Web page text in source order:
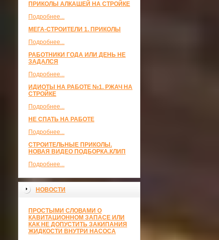
ПРИКОЛЫ АЛКАШЕЙ НА СТРОЙКЕ
Подробнее...
МЕГА-СТРОИТЕЛИ 1. ПРИКОЛЫ
Подробнее...
РАБОТНИКИ ГОДА ИЛИ ДЕНЬ НЕ
ЗАДАЛСЯ
Подробнее...
ИДИОТЫ НА РАБОТЕ №1. РЖАЧ НА
СТРОЙКЕ
Подробнее...
НЕ СПАТЬ НА РАБОТЕ
Подробнее...
СТРОИТЕЛЬНЫЕ ПРИКОЛЫ.
НОВАЯ ВИДЕО ПОДБОРКА.КЛИП
Подробнее...
НОВОСТИ
ПРОСТЫМИ СЛОВАМИ О
КАВИТАЦИОННОМ ЗАПАСЕ ИЛИ
КАК НЕ ДОПУСТИТЬ ЗАКИПАНИЯ
ЖИДКОСТИ ВНУТРИ НАСОСА